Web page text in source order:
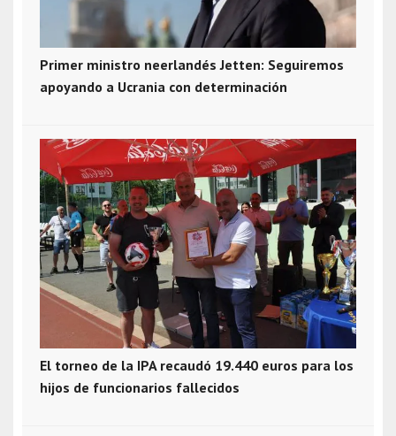
Primer ministro neerlandés Jetten: Seguiremos
apoyando a Ucrania con determinación
El torneo de la IPA recaudó 19.440 euros para los
hijos de funcionarios fallecidos